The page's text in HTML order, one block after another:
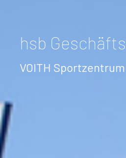
hsb
VOITH Sportzentrum